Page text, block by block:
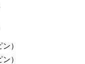
）
）